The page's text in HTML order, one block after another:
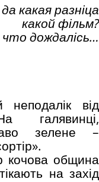
какая разніца
какой фільм?
что дождалісь…
неподалік від
галявинці,
зелене –
кочова община
на захід